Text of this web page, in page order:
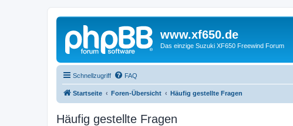
www.xf650.de
Das einzige Suzuki XF650 Freewind Forum
Schnellzugriff FAQ
Startseite Foren-Übersicht Häufig gestellte Fragen
Häufig gestellte Fragen